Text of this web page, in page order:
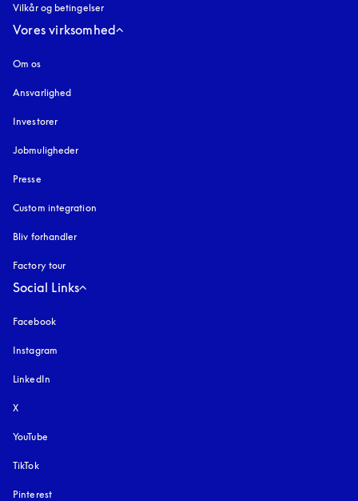
Vilkår og betingelser
Vores virksomhed
Om os
Ansvarlighed
Investorer
Jobmuligheder
Presse
Custom integration
Bliv forhandler
Factory tour
Social Links
Facebook
Instagram
LinkedIn
X
YouTube
TikTok
Pinterest